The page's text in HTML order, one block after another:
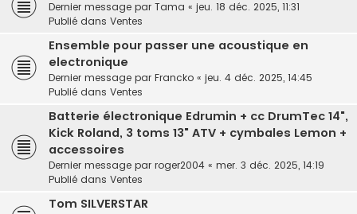
Dernier message par Tama « jeu. 18 déc. 2025, 11:31
Publié dans Ventes
Ensemble pour passer une acoustique en
electronique
Dernier message par Francko « jeu. 4 déc. 2025, 14:45
Publié dans Ventes
Batterie électronique Edrumin + cc DrumTec 14",
Kick Roland, 3 toms 13" ATV + cymbales Lemon +
accessoires
Dernier message par roger2004 « mer. 3 déc. 2025, 14:19
Publié dans Ventes
Tom SILVERSTAR